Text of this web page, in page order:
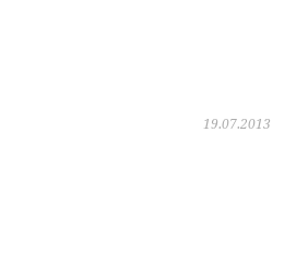
19.07.2013